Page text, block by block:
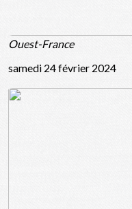
Ouest-France
samedi 24 février 2024